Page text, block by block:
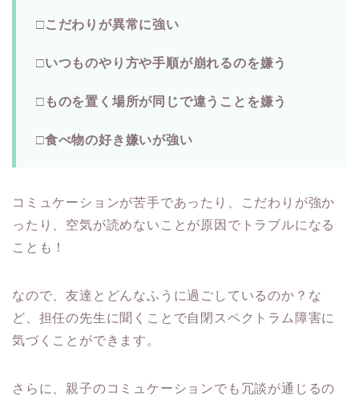
□こだわりが異常に強い
□いつものやり方や手順が崩れるのを嫌う
□ものを置く場所が同じで違うことを嫌う
□食べ物の好き嫌いが強い
コミュケーションが苦手であったり、こだわりが強か
ったり、空気が読めないことが原因でトラブルになる
ことも！
なので、友達とどんなふうに過ごしているのか？な
ど、担任の先生に聞くことで自閉スペクトラム障害に
気づくことができます。
さらに、親子のコミュケーションでも冗談が通じるの